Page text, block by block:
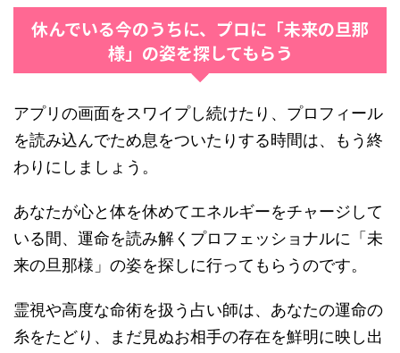
休んでいる今のうちに、プロに「未来の旦那
様」の姿を探してもらう
アプリの画面をスワイプし続けたり、プロフィール
を読み込んでため息をついたりする時間は、もう終
わりにしましょう。
あなたが心と体を休めてエネルギーをチャージして
いる間、運命を読み解くプロフェッショナルに「未
来の旦那様」の姿を探しに行ってもらうのです。
霊視や高度な命術を扱う占い師は、あなたの運命の
糸をたどり、まだ見ぬお相手の存在を鮮明に映し出